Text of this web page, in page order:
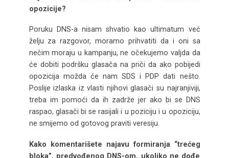
opozicije?
Poruku DNS-a nisam shvatio kao ultimatum već
želju za razgovor, moramo prihvatiti da i oni sa
nečim moraju u kampanju, ne očekujemo valjda da
će dobiti podršku glasača na priči da ako pobijedi
opozicija možda će nam SDS i PDP dati nešto.
Poslije izlaska iz vlasti njihovi glasači su najranjiviji,
treba im pomoći da ih zadrže jer ako bi se DNS
raspao, glasači bi se rasijali i u poziciju i u opoziciju,
ne smijemo od gotovog praviti veresiju.
Kako komentarišete najavu formiranja “trećeg
bloka”, predvođenog DNS-om, ukoliko ne dođe